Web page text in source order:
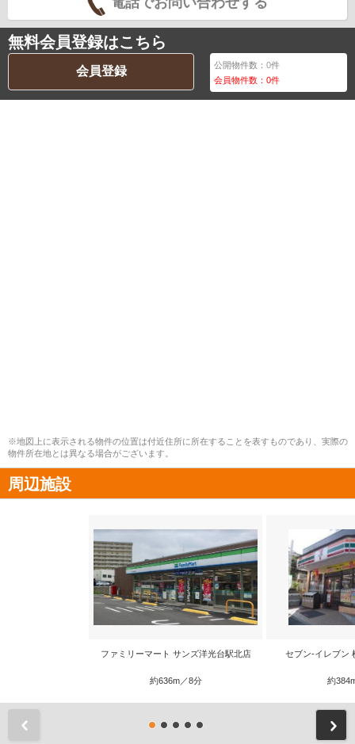
無料会員登録はこちら
会員登録 公開物件数：0件
会員物件数：0件
※地図上に表示される物件の位置は付近住所に所在することを表すものであり、実際の
物件所在地とは異なる場合がございます。
周辺施設
ファミリーマート サンズ洋光台駅北店
約636m／8分
セブン-イレブン
約